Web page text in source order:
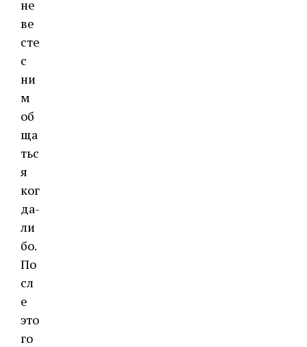
не
ве
сте
с
ни
м
об
ща
тьс
я
ког
да-
ли
бо.
По
сл
е
это
го